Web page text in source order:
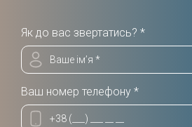
Як до вас звертатись? *
Ваш номер телефону *